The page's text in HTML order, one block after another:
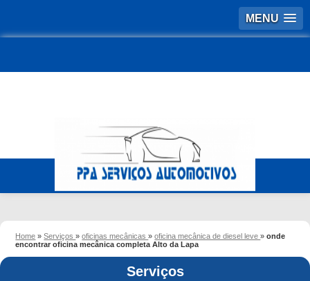
MENU
Home »Serviços»oficinas mecânicas»oficina mecânica de diesel leve»onde
encontrar oficina mecânica completa Alto da Lapa
Serviços